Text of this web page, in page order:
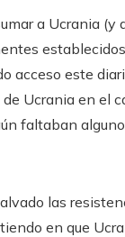
a Ucrania
acceso este
Ucrania en el
faltaban
las
en que